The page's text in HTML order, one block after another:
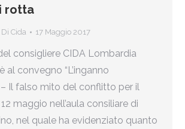
rotta
Di Cida 17 Maggio 2017
consigliere CIDA Lombardia
al convegno “L’inganno
Il falso mito del conflitto per il
maggio nell’aula consiliare di
nel quale ha evidenziato quanto